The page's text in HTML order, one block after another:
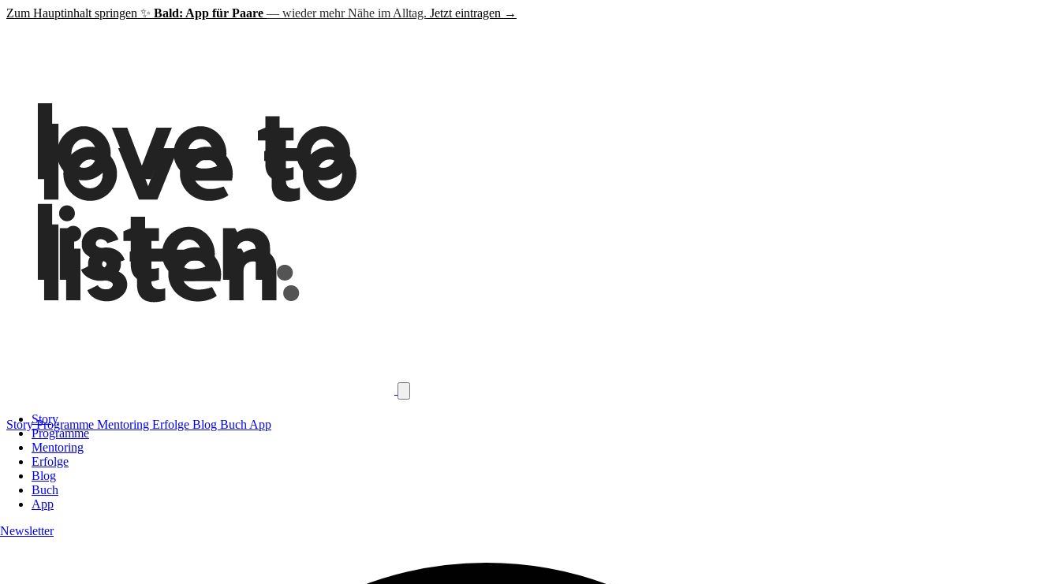
Zum Hauptinhalt springen ✨ Bald: App für Paare — wieder mehr Nähe im Alltag. Jetzt eintragen →
StoryProgramme Mentoring Erfolge Blog Buch App
Story
Programme
Mentoring
Erfolge
Blog
Buch
App
Newsletter